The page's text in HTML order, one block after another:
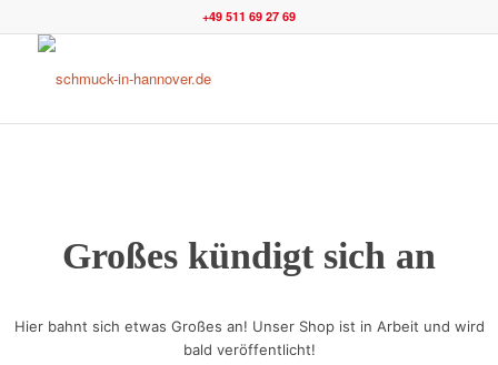
+49 511 69 27 69
Großes kündigt sich an
Hier bahnt sich etwas Großes an! Unser Shop ist in Arbeit und wird
bald veröffentlicht!